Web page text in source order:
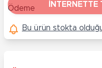
İNTERNETTE
Bu ürün stokta